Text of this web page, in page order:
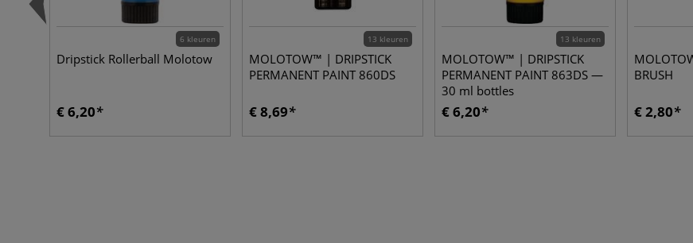
6 kleuren
Dripstick Rollerball Molotow
€ 6,20
13 kleuren
MOLOTOW™ | DRIPSTICK
PERMANENT PAINT 860DS
€ 8,69
13 kleuren
MOLOTOW™ | DRIPSTICK
PERMANENT PAINT 863DS —
30 ml bottles
€ 6,20
BRUSH
€ 2,80